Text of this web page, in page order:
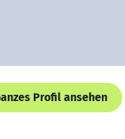
Profil ansehen